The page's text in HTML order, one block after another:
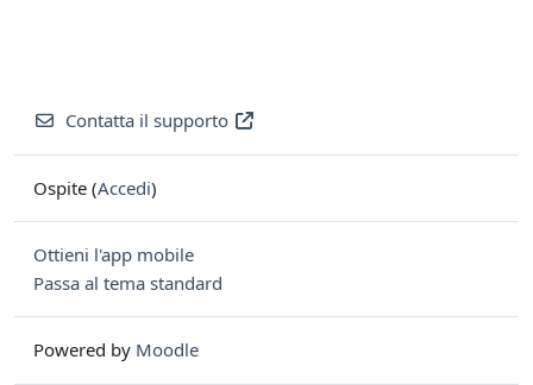
Contatta il supporto
Ospite (Accedi)
Ottieni l'app mobile
Passa al tema standard
Powered by Moodle